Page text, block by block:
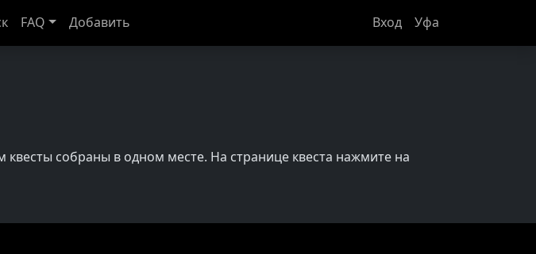
FAQ Добавить Вход Уфа
собраны в одном месте. На странице квеста нажмите на